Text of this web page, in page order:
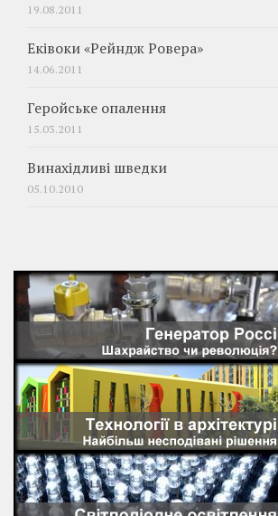
19.08.2011
Еківоки «Рейндж Ровера»
14.06.2011
Геройське опалення
15.03.2011
Винахідливі шведки
05.10.2010